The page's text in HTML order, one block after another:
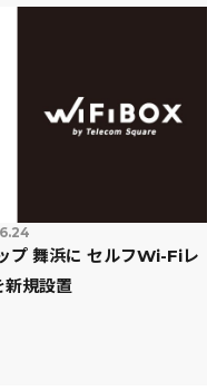
プ 舞浜に セルフWi-Fiレ
規設置